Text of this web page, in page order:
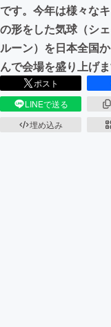
です。今年は様々な
の形をした気球（シ
ルーン）を日本全国
んで会場を盛り上げま
ポスト
LINEで送る
埋め込み